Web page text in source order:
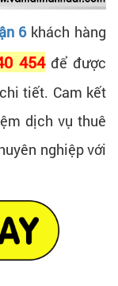
6khách hàng
454để được
tiết. Cam kết
dịch vụ thuê
nghiệp với